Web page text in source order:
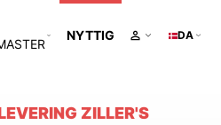
NYTTIG DA
ZILLER'S